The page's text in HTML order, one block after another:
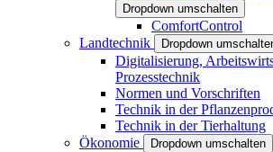
Dropdown umschalten
ComfortControl
Landtechnik
Dropdown
Digitalisierung,
Prozesstechnik
Normen und Vorschriften
Technik in der
Technik in der Tierhaltung
Ökonomie
Dropdown umschalten